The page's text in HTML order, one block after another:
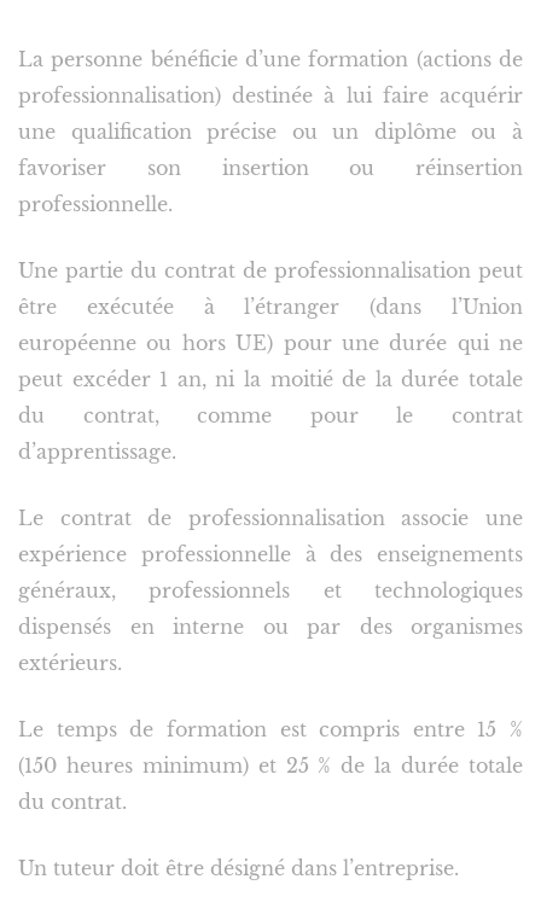
La personne bénéficie d’une formation (actions de
professionnalisation) destinée à lui faire acquérir
une qualification précise ou un diplôme ou à
favoriser son insertion ou réinsertion
professionnelle.
Une partie du contrat de professionnalisation peut
être exécutée à l’étranger (dans l’Union
européenne ou hors UE) pour une durée qui ne
peut excéder 1 an, ni la moitié de la durée totale
du contrat, comme pour le contrat
d’apprentissage.
Le contrat de professionnalisation associe une
expérience professionnelle à des enseignements
généraux, professionnels et technologiques
dispensés en interne ou par des organismes
extérieurs.
Le temps de formation est compris entre 15 %
(150 heures minimum) et 25 % de la durée totale
du contrat.
Un tuteur doit être désigné dans l’entreprise.